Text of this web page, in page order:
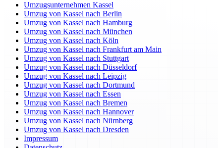
Umzugsunternehmen Kassel
Umzug von Kassel nach Berlin
Umzug von Kassel nach Hamburg
Umzug von Kassel nach München
Umzug von Kassel nach Köln
Umzug von Kassel nach Frankfurt am Main
Umzug von Kassel nach Stuttgart
Umzug von Kassel nach Düsseldorf
Umzug von Kassel nach Leipzig
Umzug von Kassel nach Dortmund
Umzug von Kassel nach Essen
Umzug von Kassel nach Bremen
Umzug von Kassel nach Hannover
Umzug von Kassel nach Nürnberg
Umzug von Kassel nach Dresden
Impressum